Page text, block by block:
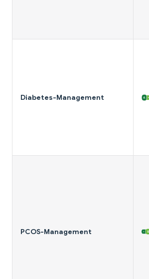
Diabetes-Management
PCOS-Management